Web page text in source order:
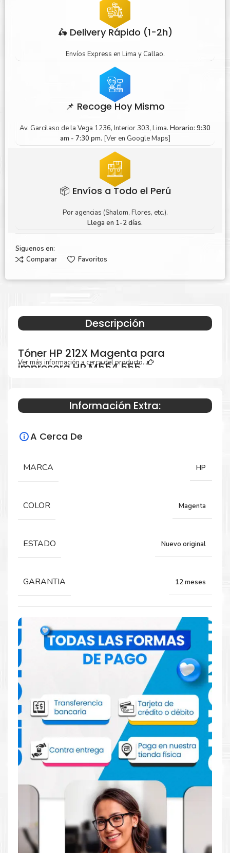
🛵 Delivery Rápido (1-2h)
Envíos Express en Lima y Callao.
📌 Recoge Hoy Mismo
Av. Garcilaso de la Vega 1236, Interior 303, Lima. Horario: 9:30
am - 7:30 pm. [Ver en Google Maps]
📦 Envíos a Todo el Perú
Por agencias (Shalom, Flores, etc.).
Llega en 1-2 días.
Siguenos en:
Comparar
Favoritos
Descripción
Tóner HP 212X Magenta para
impresora HP M554 555
Especificaciones Técnicas
Para impresoras:
M554dn, MFP M578 series.
Comprar Tóner HP 212X Magenta para
impresora HP M554 555
Aprovecha nuestra experiencia y atención para adquirir tus
productos. Tenemos promociones todos los días. Escríbenos o
visítanos hoy para encontrar la solución perfecta para tu
impresoraHP, como laTóner HP 212X Magenta para
impresoras M555, M554dn, MFP M578 series.
Dónde comprar Tóner para impresora HP
M554 555 en Lima o para provincia
Tienda autorizada por HP. Descubre la mejor manera de
Ver más información a cerca del producto...
Información Extra:
A Cerca De
MARCA HP
COLOR Magenta
ESTADO Nuevo original
GARANTIA 12 meses